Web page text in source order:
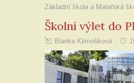
Základní škola a Mateřská
Školní výlet do
Blanka Klimošková